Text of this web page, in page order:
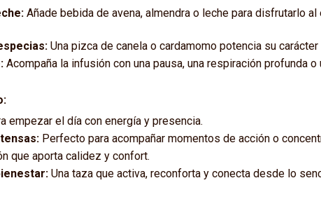
Añade bebida de avena, almendra o leche para disfrutarlo
Una pizca de canela o cardamomo potencia su carácter
Acompaña la infusión con una pausa, una respiración profunda
empezar el día con energía y presencia.
Perfecto para acompañar momentos de acción o
que aporta calidez y confort.
Una taza que activa, reconforta y conecta desde lo